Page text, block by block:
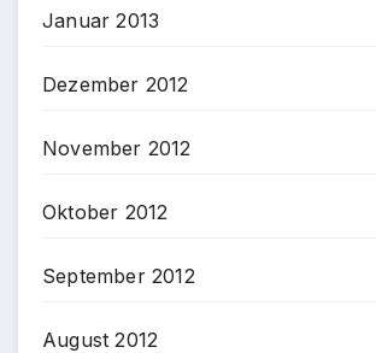
Januar 2013
Dezember 2012
November 2012
Oktober 2012
September 2012
August 2012